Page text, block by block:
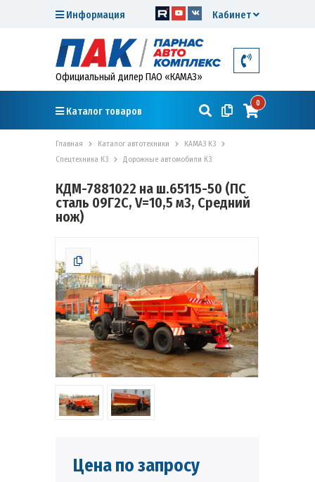
Кабинет
Информация
Официальный дилер ПАО «КАМАЗ»
Каталог товаров
0
Главная Каталог автотехники
КАМАЗ К3
Спецтехника К3
Дорожные автомобили К3
КДМ-7881022 на ш.65115-50 (ПС
сталь 09Г2С, V=10,5 м3, Средний
нож)
Цена по запросу